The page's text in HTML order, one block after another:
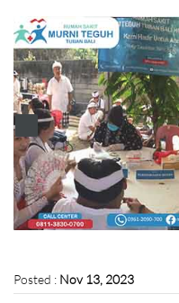
Posted : Nov 13, 2023